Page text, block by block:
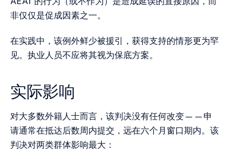
非仅仅是促成因素之一。
在实践中，该例外鲜少被援引，获得支持的情形更为罕
见。执业人员不应将其视为保底方案。
实际影响
对大多数外籍人士而言，该判决没有任何改变——申
请通常在抵达后数周内提交，远在六个月窗口期内。该
判决对两类群体影响最大：